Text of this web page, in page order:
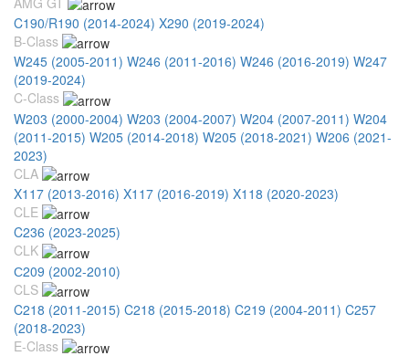
C190/R190 (2014-2024) X290 (2019-2024)
B-Class
W245 (2005-2011) W246 (2011-2016) W246 (2016-2019) W247
(2019-2024)
C-Class
W203 (2000-2004) W203 (2004-2007) W204 (2007-2011) W204
(2011-2015) W205 (2014-2018) W205 (2018-2021) W206 (2021-
2023)
CLA
X117 (2013-2016) X117 (2016-2019) X118 (2020-2023)
CLE
C236 (2023-2025)
CLK
С209 (2002-2010)
CLS
C218 (2011-2015) C218 (2015-2018) C219 (2004-2011) C257
(2018-2023)
E-Class